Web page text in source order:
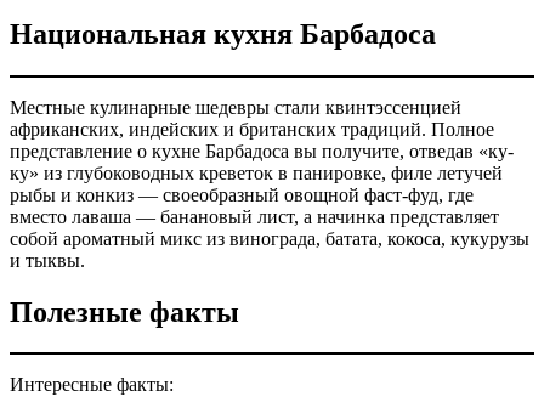
Национальная кухня Барбадоса
Местные кулинарные шедевры стали квинтэссенцией
африканских, индейских и британских традиций. Полное
представление о кухне Барбадоса вы получите, отведав «ку-
ку» из глубоководных креветок в панировке, филе летучей
рыбы и конкиз — своеобразный овощной фаст-фуд, где
вместо лаваша — банановый лист, а начинка представляет
собой ароматный микс из винограда, батата, кокоса, кукурузы
и тыквы.
Полезные факты
Интересные факты: